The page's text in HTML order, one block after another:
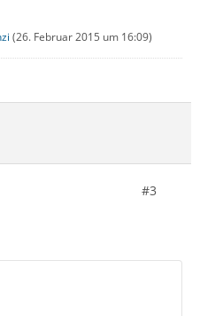
(26. Februar 2015 um 16:09)
#3